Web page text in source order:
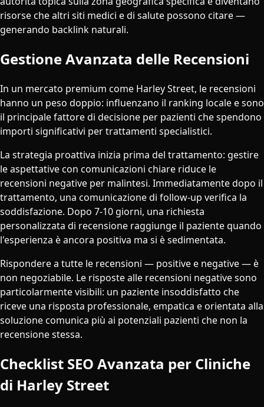
risorse che altri siti medici e di salute possono citare —
generando backlink naturali.
Gestione Avanzata delle Recensioni
In un mercato premium come Harley Street, le recensioni
hanno un peso doppio: influenzano il ranking locale e sono
il principale fattore di decisione per pazienti che spendono
importi significativi per trattamenti specialistici.
La strategia proattiva inizia prima del trattamento: gestire
le aspettative con comunicazioni chiare riduce le
recensioni negative per malintesi. Immediatamente dopo il
trattamento, una comunicazione di follow-up verifica la
soddisfazione. Dopo 7-10 giorni, una richiesta
personalizzata di recensione raggiunge il paziente quando
l'esperienza è ancora positiva ma si è sedimentata.
Rispondere a tutte le recensioni — positive e negative — è
non negoziabile. Le risposte alle recensioni negative sono
particolarmente visibili: un paziente insoddisfatto che
riceve una risposta professionale, empatica e orientata alla
soluzione comunica più ai potenziali pazienti che non la
recensione stessa.
Checklist SEO Avanzata per Cliniche
di Harley Street